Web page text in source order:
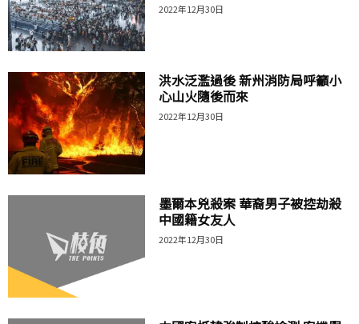
2022年12月30日
洪水泛濫過後 新州消防局呼籲小
心山火隨後而來
2022年12月30日
墨爾本兇殺案 華裔男子被控劫殺
中國籍女友人
2022年12月30日